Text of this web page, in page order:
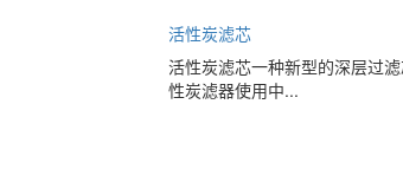
活性炭滤芯
活性炭滤芯一种新型的深层过
性炭滤器使用中...